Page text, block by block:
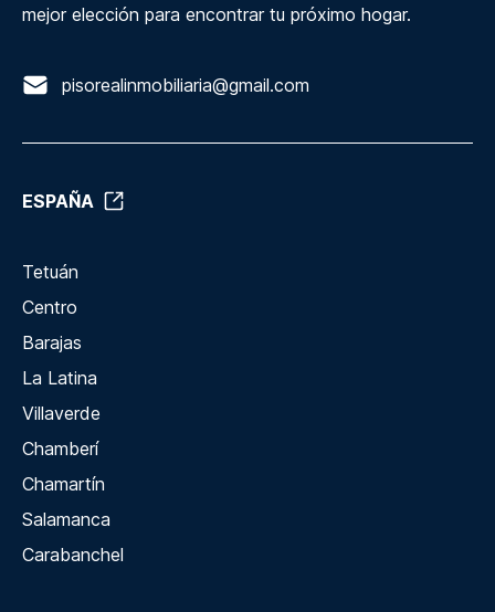
mejor elección para encontrar tu próximo hogar.
pisorealinmobiliaria@gmail.com
ESPAÑA
Tetuán
Centro
Barajas
La Latina
Villaverde
Chamberí
Chamartín
Salamanca
Carabanchel